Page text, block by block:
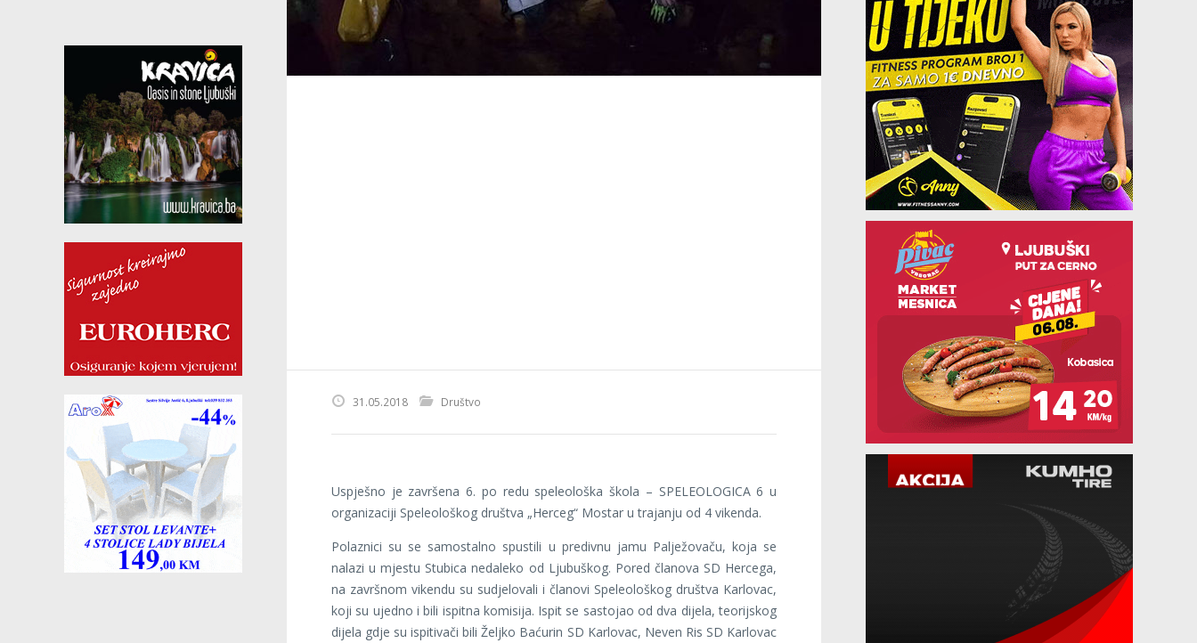
31.05.2018 Društvo
Uspješno je završena 6. po redu speleološka škola – SPELEOLOGICA 6 u
organizaciji Speleološkog društva „Herceg“ Mostar u trajanju od 4 vikenda.
Polaznici su se samostalno spustili u predivnu jamu Palježovaču, koja se
nalazi u mjestu Stubica nedaleko od Ljubuškog. Pored članova SD Hercega,
na završnom vikendu su sudjelovali i članovi Speleološkog društva Karlovac,
koji su ujedno i bili ispitna komisija. Ispit se sastojao od dva dijela, teorijskog
dijela gdje su ispitivači bili Željko Baćurin SD Karlovac, Neven Ris SD Karlovac